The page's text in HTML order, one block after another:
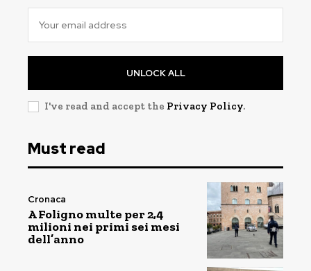
UNLOCK ALL
I've read and accept the Privacy Policy.
Must read
Cronaca
A Foligno multe per 2,4
milioni nei primi sei mesi
dell’anno